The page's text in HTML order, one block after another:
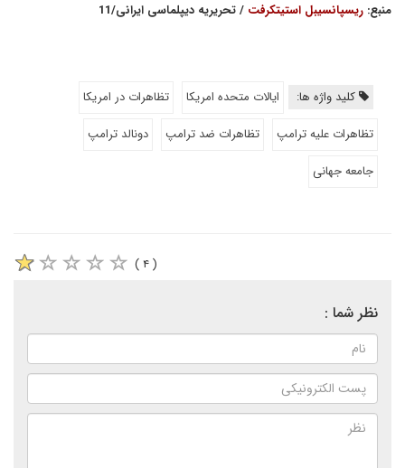
منبع: ریسپانسیبل استیتکرفت / تحریریه دیپلماسی ایرانی/11
کلید واژه ها: ایالات متحده امریکا
تظاهرات در امریکا
تظاهرات علیه ترامپ
تظاهرات ضد ترامپ
دونالد ترامپ
جامعه جهانی
( ۴ )
نظر شما :